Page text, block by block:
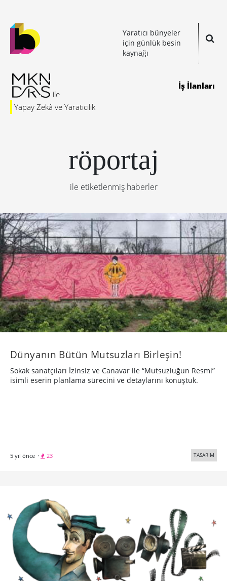
Yaratıcı bünyeler
için günlük besin
kaynağı
Yapay Zekâ ve Yaratıcılık
İş İlanları
röportaj
ile etiketlenmiş haberler
Dünyanın Bütün Mutsuzları Birleşin!
Sokak sanatçıları İzinsiz ve Canavar ile “Mutsuzluğun Resmi”
isimli eserin planlama sürecini ve detaylarını konuştuk.
5 yıl önce · 23 TASARIM